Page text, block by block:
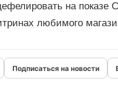
на
любимого
Подписаться на новости